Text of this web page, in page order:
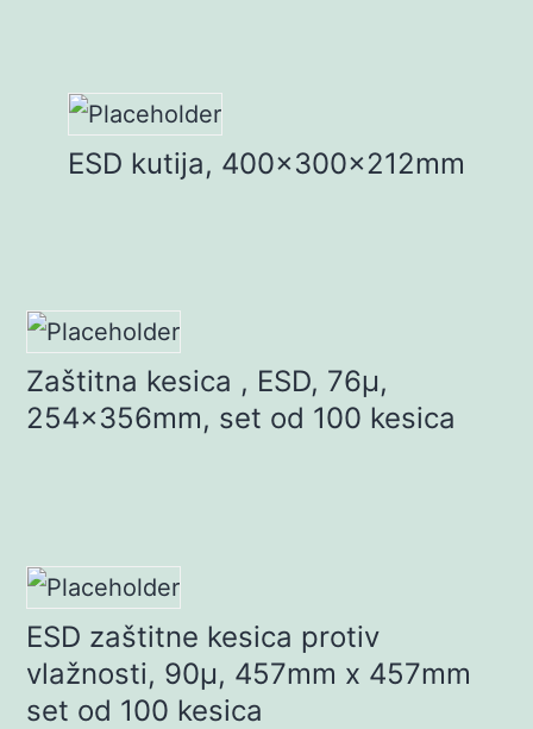
ESD kutija, 400x300x212mm
Zaštitna kesica , ESD, 76µ,
254x356mm, set od 100 kesica
ESD zaštitne kesica protiv
vlažnosti, 90µ, 457mm x 457mm
set od 100 kesica